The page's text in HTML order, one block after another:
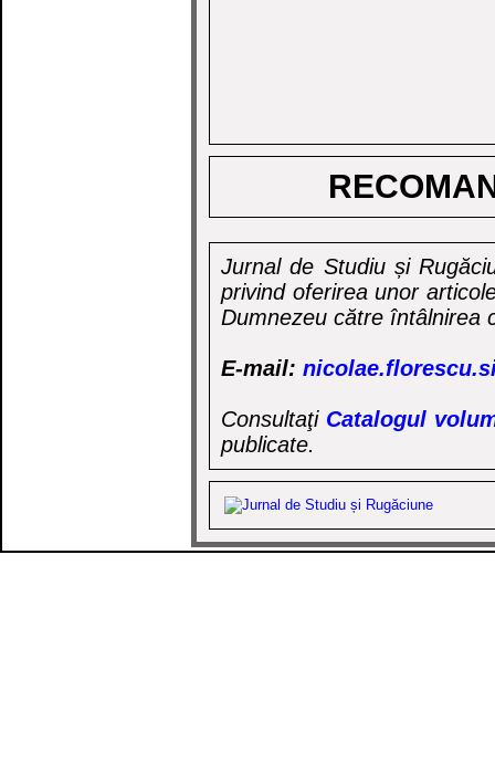
Jurnal de Studiu și
privind oferirea unor
Dumnezeu către întâlnirea
E-mail:
Consultaţi Catalogul
publicate.